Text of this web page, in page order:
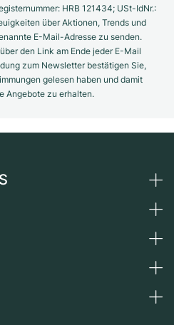
HRB 121434; USt-IdNr.:
über Aktionen, Trends und
E-Mail-Adresse zu senden.
den Link am Ende jeder E-Mail
zum Newsletter bestätigen Sie,
gelesen haben und damit
Angebote zu erhalten.